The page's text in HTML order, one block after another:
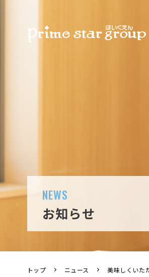
NEWS
お知らせ
トップ ニュース 美味しくいた